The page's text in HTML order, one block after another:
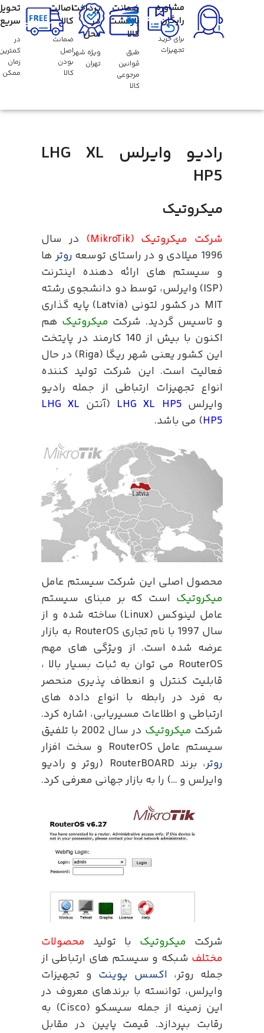
مشاوره
رایگان
برای خرید
تجهیزات
ضمانت
بازگشت
کالا
طبق
قوانین
مرجوعی
کالا
پرداخت
در
محل
ویژه شهر
تهران
اصالت
کالا
ضمانت
اصل
بودن
کالا
سریع
در
زمان
ممکن
رادیو وایرلس LHG XL
HP5
میکروتیک
شرکت میکروتیک (MikroTik)
در سال
1996 میلادی و در راستای توسعه
روترها
و سیستم های ارائه دهنده اینترنت
(ISP) وایرلس، توسط دو دانشجوی رشته
MIT در کشور لتونی (Latvia) پایه گذاری
و تاسیس گردید. شرکت میکروتیک هم
اکنون با بیش از 140 کارمند در پایتخت
این کشور یعنی شهر ریگا (Riga) در حال
فعالیت است. این شرکت تولید کننده
انواع تجهیزات ارتباطی از جمله رادیو
وایرلس LHG XL HP5 (آنتن LHG XL
HP5) می باشد.
محصول اصلی این شرکت سیستم عامل
میکروتیک است که بر مبنای سیستم
عامل لینوکس (Linux) ساخته شده و از
سال 1997 با نام تجاری RouterOS به بازار
عرضه شده است. از ویژگی های مهم
RouterOS می توان به ثبات بسیار بالا ،
قابلیت کنترل و انعطاف پذیری منحصر
به فرد در رابطه با انواع داده های
ارتباطی و اطلاعات مسیریابی، اشاره کرد.
شرکت میکروتیک
در سال 2002 با تلفیق
سیستم عامل RouterOS و سخت افزار
روتر
، برند RouterBOARD (روتر و رادیو
وایرلس و …) را به بازار جهانی معرفی کرد.
شرکت میکروتیک با تولید محصولات
مختلف شبکه و سیستم های ارتباطی از
جمله روتر، اکسس پوینت و تجهیزات
وایرلس، توانسته با برندهای معروف در
این زمینه از جمله سیسکو (Cisco) به
رقابت بپردازد. قیمت پایین در مقابل